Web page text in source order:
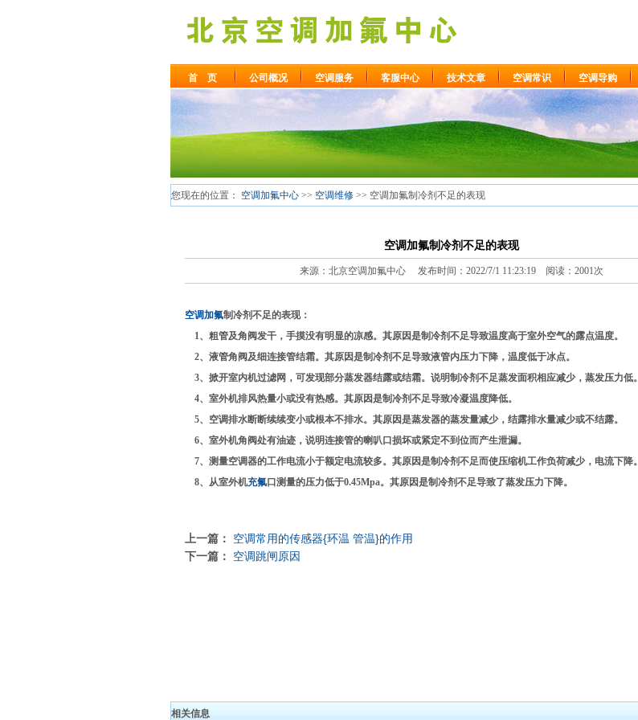
首 页 公司概况 空调服务 客服中心 技术文章 空调常识 空调导购
您现在的位置： 空调加氟中心 >> 空调维修 >> 空调加氟制冷剂不足的表现
空调加氟制冷剂不足的表现
来源：北京空调加氟中心 发布时间：2022/7/1 11:23:19 阅读：2001次
空调加氟制冷剂不足的表现：
1、粗管及角阀发干，手摸没有明显的凉感。其原因是制冷剂不足导致温度高于室外空气的露点温度。
2、液管角阀及细连接管结霜。其原因是制冷剂不足导致液管内压力下降，温度低于冰点。
3、掀开室内机过滤网，可发现部分蒸发器结露或结霜。说明制冷剂不足蒸发面积相应减少，蒸发压力低。
4、室外机排风热量小或没有热感。其原因是制冷剂不足导致冷凝温度降低。
5、空调排水断断续续变小或根本不排水。其原因是蒸发器的蒸发量减少，结露排水量减少或不结露。
6、室外机角阀处有油迹，说明连接管的喇叭口损坏或紧定不到位而产生泄漏。
7、测量空调器的工作电流小于额定电流较多。其原因是制冷剂不足而使压缩机工作负荷减少，电流下降。
8、从室外机充氟口测量的压力低于0.45Mpa。其原因是制冷剂不足导致了蒸发压力下降。
上一篇：
空调常用的传感器{环温 管温}的作用
下一篇：
空调跳闸原因
相关信息